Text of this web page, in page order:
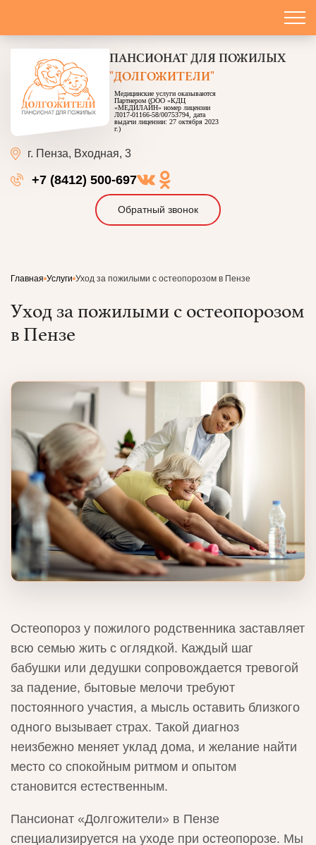
ПАНСИОНАТ ДЛЯ ПОЖИЛЫХ
"ДОЛГОЖИТЕЛИ"
Медицинские услуги оказываются
Партнером (ООО «КДЦ
«МЕДИЛАЙН» номер лицензии
Л017-01166-58/00753794, дата
выдачи лицензии: 27 октября 2023
г.)
г. Пенза, Входная, 3
+7 (8412) 500-697
Обратный звонок
Главная Услуги Уход за пожилыми с остеопорозом в Пензе
Уход за пожилыми с остеопорозом
в Пензе
Остеопороз у пожилого родственника заставляет
всю семью жить с оглядкой. Каждый шаг
бабушки или дедушки сопровождается тревогой
за падение, бытовые мелочи требуют
постоянного участия, а мысль оставить близкого
одного вызывает страх. Такой диагноз
неизбежно меняет уклад дома, и желание найти
место со спокойным ритмом и опытом
становится естественным.
Пансионат «Долгожители» в Пензе
специализируется на уходе при остеопорозе. Мы